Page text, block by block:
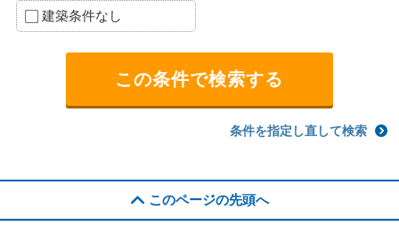
建築条件なし
条件を指定し直して検索
このページの先頭へ